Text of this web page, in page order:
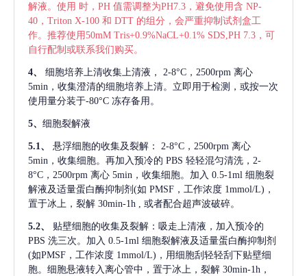
解液。使用 时，PH 值需调整为PH7.3，避免使用含 NP-
40，Triton X-100 和 DTT 的组分，会严重抑制试剂盒工
作。推荐使用50mM Tris+0.9%NaCL+0.1% SDS,PH 7.3，可
自行配制或联系我们购买。
4、 细胞培养上清收集上清液，
2-8°C，2500rpm 离心
5min，收集澄清的细胞培养上清。立即用于检测，或按一次
使用量分装于-80°C 冻存备用。
5、 细胞裂解液
5.1、 悬浮细胞的收集及裂解：
2-8°C，2500rpm 离心
5min，收集细胞。再加入预冷的 PBS 轻轻混匀清洗，2-
8°C，2500rpm 离心 5min，收集细胞。加入 0.5-1ml 细胞裂
解液及适量蛋白酶抑制剂(如 PMSF，工作浓度 1mmol/L)，
置于冰上，裂解 30min-1h , 或者配合超声波破碎。
5.2、
贴壁细胞的收集及裂解：吸走上清液，加入预冷的
PBS 洗三次。加入 0.5-1ml 细胞裂解液及适量蛋白酶抑制剂
(如PMSF，工作浓度 1mmol/L)，用细胞刮轻轻刮下贴壁细
胞。细胞悬液转入离心管中，置于冰上，裂解 30min-1h，